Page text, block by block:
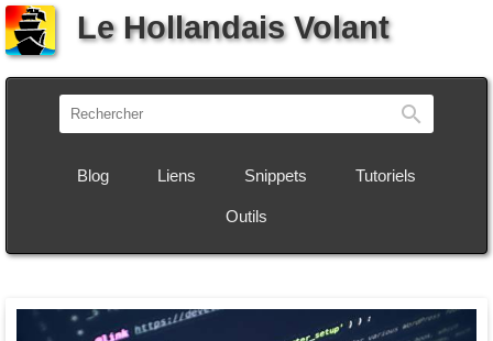
Le Hollandais Volant
Blog Liens Snippets Tutoriels
Outils